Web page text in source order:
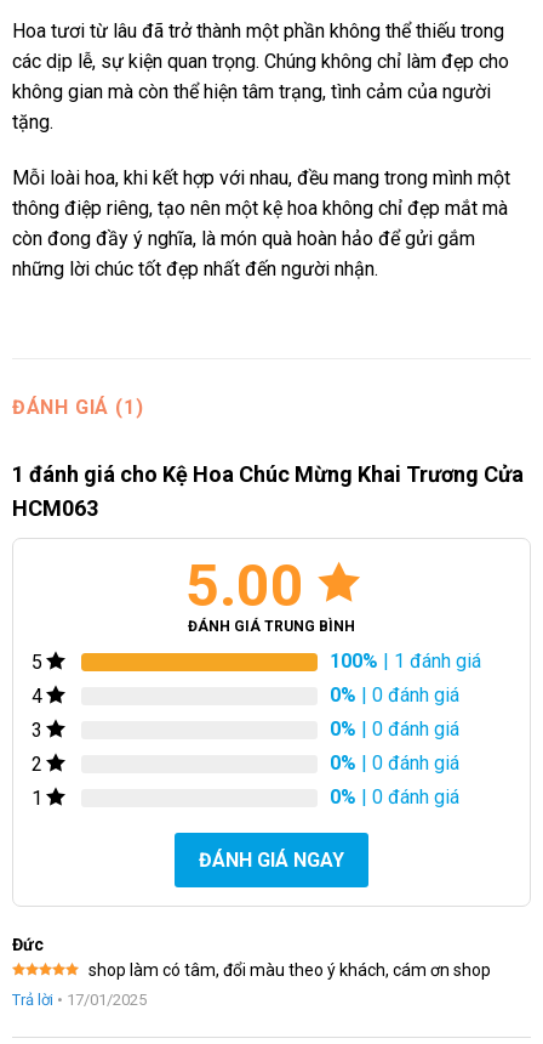
Hoa tươi từ lâu đã trở thành một phần không thể thiếu trong
các dịp lễ, sự kiện quan trọng. Chúng không chỉ làm đẹp cho
không gian mà còn thể hiện tâm trạng, tình cảm của người
tặng.
Mỗi loài hoa, khi kết hợp với nhau, đều mang trong mình một
thông điệp riêng, tạo nên một kệ hoa không chỉ đẹp mắt mà
còn đong đầy ý nghĩa, là món quà hoàn hảo để gửi gắm
những lời chúc tốt đẹp nhất đến người nhận.
ĐÁNH GIÁ (1)
1 đánh giá cho Kệ Hoa Chúc Mừng Khai Trương Cửa
HCM063
5.00
ĐÁNH GIÁ TRUNG BÌNH
5 100% | 1 đánh giá
4
0% | 0 đánh giá
3
0% | 0 đánh giá
2
0% | 0 đánh giá
1
0% | 0 đánh giá
ĐÁNH GIÁ NGAY
Đức
hạng5 5
shop làm có tâm, đổi màu theo ý khách, cám ơn shop
Trả lời • 17/01/2025